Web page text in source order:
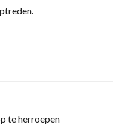
te herroepen